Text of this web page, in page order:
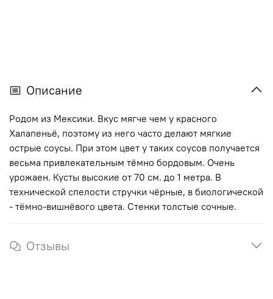
Описание
Родом из Мексики. Вкус мягче чем у красного
Халапеньё, поэтому из него часто делают мягкие
острые соусы. При этом цвет у таких соусов получается
весьма привлекательным тёмно бордовым. Очень
урожаен. Кусты высокие от 70 см. до 1 метра. В
технической спелости стручки чёрные, в биологической
- тёмно-вишнёвого цвета. Стенки толстые сочные.
Отзывы